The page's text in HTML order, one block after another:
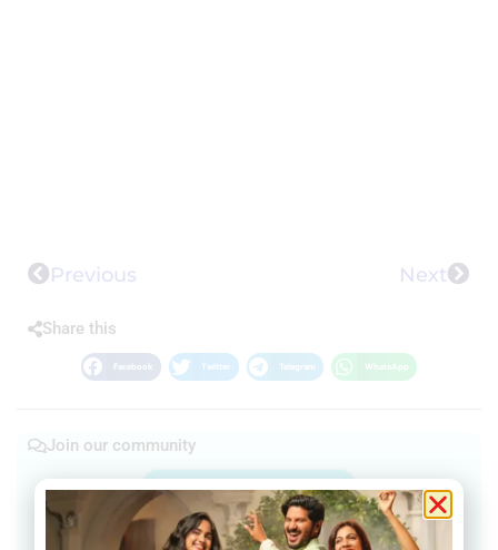
Previous Next
Share this
Facebook Twitter Telegram WhatsApp
Join our community
Join our Telegram Channel
Join Facebook group